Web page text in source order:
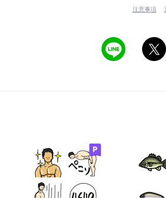
注意事項